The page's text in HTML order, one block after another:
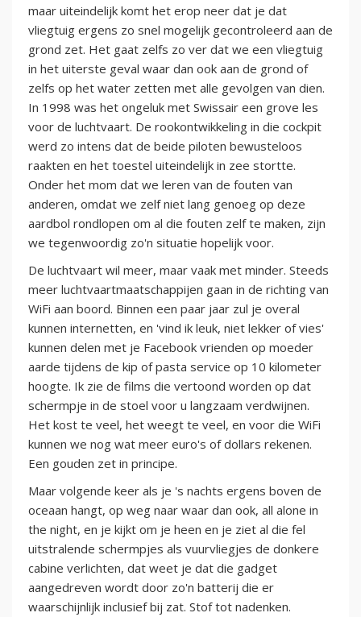
maar uiteindelijk komt het erop neer dat je dat
vliegtuig ergens zo snel mogelijk gecontroleerd aan de
grond zet. Het gaat zelfs zo ver dat we een vliegtuig
in het uiterste geval waar dan ook aan de grond of
zelfs op het water zetten met alle gevolgen van dien.
In 1998 was het ongeluk met Swissair een grove les
voor de luchtvaart. De rookontwikkeling in die cockpit
werd zo intens dat de beide piloten bewusteloos
raakten en het toestel uiteindelijk in zee stortte.
Onder het mom dat we leren van de fouten van
anderen, omdat we zelf niet lang genoeg op deze
aardbol rondlopen om al die fouten zelf te maken, zijn
we tegenwoordig zo'n situatie hopelijk voor.
De luchtvaart wil meer, maar vaak met minder. Steeds
meer luchtvaartmaatschappijen gaan in de richting van
WiFi aan boord. Binnen een paar jaar zul je overal
kunnen internetten, en 'vind ik leuk, niet lekker of vies'
kunnen delen met je Facebook vrienden op moeder
aarde tijdens de kip of pasta service op 10 kilometer
hoogte. Ik zie de films die vertoond worden op dat
schermpje in de stoel voor u langzaam verdwijnen.
Het kost te veel, het weegt te veel, en voor die WiFi
kunnen we nog wat meer euro's of dollars rekenen.
Een gouden zet in principe.
Maar volgende keer als je 's nachts ergens boven de
oceaan hangt, op weg naar waar dan ook, all alone in
the night, en je kijkt om je heen en je ziet al die fel
uitstralende schermpjes als vuurvliegjes de donkere
cabine verlichten, dat weet je dat die gadget
aangedreven wordt door zo'n batterij die er
waarschijnlijk inclusief bij zat. Stof tot nadenken.